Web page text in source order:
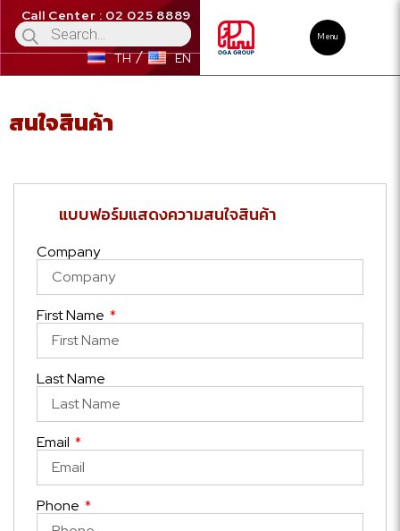
Call Center : 02 025 8889
TH EN
Menu
สนใจสินค้า
แบบฟอร์มแสดงความสนใจสินค้า
Company
First Name
Last Name
Email
Phone